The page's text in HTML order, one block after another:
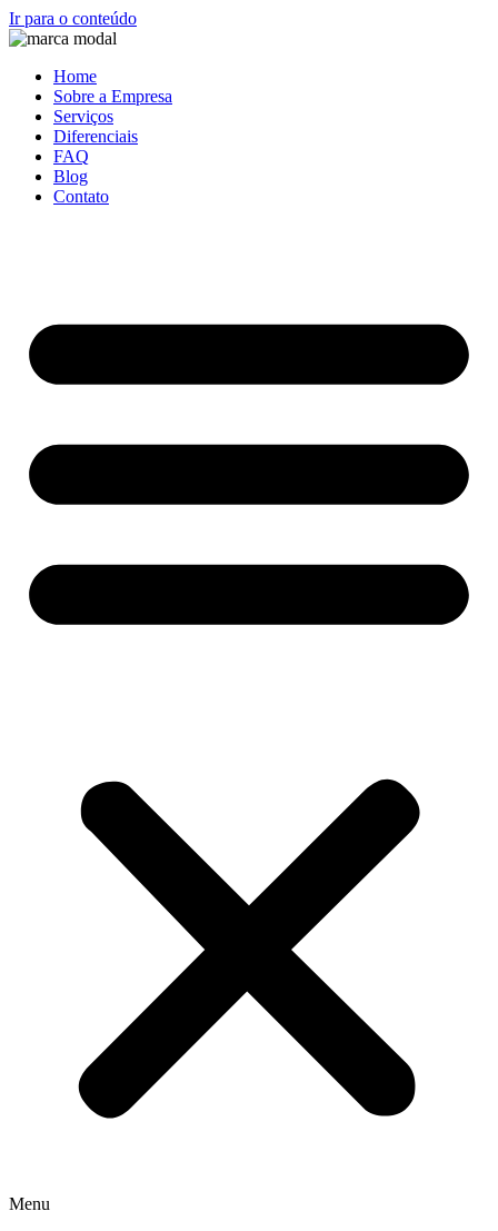
Ir para o conteúdo
Home
Sobre a Empresa
Serviços
Diferenciais
FAQ
Blog
Contato
Menu